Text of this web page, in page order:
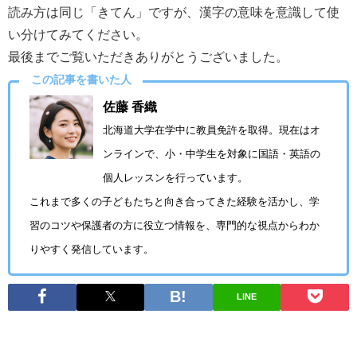
読み方は同じ「きてん」ですが、漢字の意味を意識して使
い分けてみてください。
最後までご覧いただきありがとうございました。
この記事を書いた人
佐藤 香織
北海道大学在学中に教員免許を取得。現在はオ
ンラインで、小・中学生を対象に国語・英語の
個人レッスンを行っています。
これまで多くの子どもたちと向き合ってきた経験を活かし、学
習のコツや保護者の方に役立つ情報を、専門的な視点からわか
りやすく発信しています。
LINE